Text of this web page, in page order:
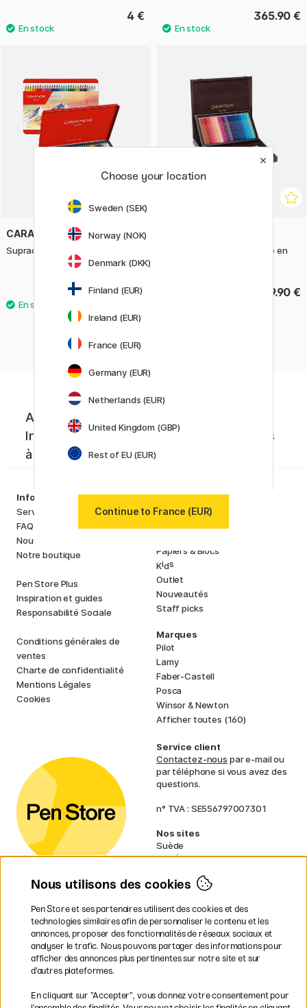
4 € 365.90 €
CARAN D'ACHE
Supracolor Aquarelle lot de 30
113.90 €
Supracolor Aquarelle Boîte en
749.90 €
Abonnez-vous à notre newsletter.
Inspiration créative, nouveautés et offres
à ne pas manquer !
Information
Service client
FAQ
Nous connaître
Notre boutique
Pen Store Plus
Inspiration et guides
Responsabilité Sociale
Conditions générales de
ventes
Charte de confidentialité
Mentions Légales
Cookies
Assortiment
Matériels d'artistes
Papiers & Blocs
Kids
Outlet
Nouveautés
Staff picks
Marques
Pilot
Lamy
Faber-Castell
Posca
Winsor & Newton
Afficher toutes (160)
Service client
Contactez-nous par e-mail ou
par téléphone si vous avez des
questions.
n° TVA : SE556797007301
Nos sites
Suède
Norvège
Finlande
Irlande
Pays-Bas
Royaume-Uni
UE
volumineux.
Choose your location
Sweden (SEK)
Norway (NOK)
Denmark (DKK)
Finland (EUR)
Ireland (EUR)
France (EUR)
Germany (EUR)
Netherlands (EUR)
United Kingdom (GBP)
Rest of EU (EUR)
Continue to France (EUR)
Nous utilisons des cookies
Pen Store et ses partenaires utilisent des cookies et des
technologies similaires afin de personnaliser le contenu et les
annonces, proposer des fonctionnalités de réseaux sociaux et
analyser le trafic. Nous pouvons partager des informations pour
afficher des annonces plus pertinentes sur notre site et sur
d’autres plateformes.
En cliquant sur ”Accepter”, vous donnez votre consentement pour